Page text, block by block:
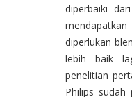
diperbaiki
diperlukan
lebih baik
penelitian
Philips sudah